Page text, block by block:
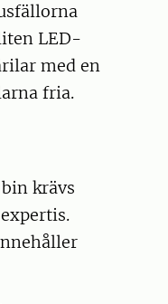
LED-
med en
fria.
krävs